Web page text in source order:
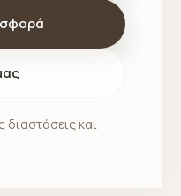
διαστάσεις και